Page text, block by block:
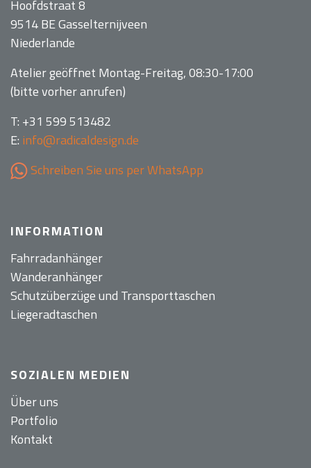
Hoofdstraat 8
9514 BE Gasselternijveen
Niederlande
Atelier geöffnet Montag-Freitag, 08:30-17:00
(bitte vorher anrufen)
T: +31 599 513482
E: info@radicaldesign.de
Schreiben Sie uns per WhatsApp
INFORMATION
Fahrradanhänger
Wanderanhänger
Schutzüberzüge und Transporttaschen
Liegeradtaschen
SOZIALEN MEDIEN
Über uns
Portfolio
Kontakt